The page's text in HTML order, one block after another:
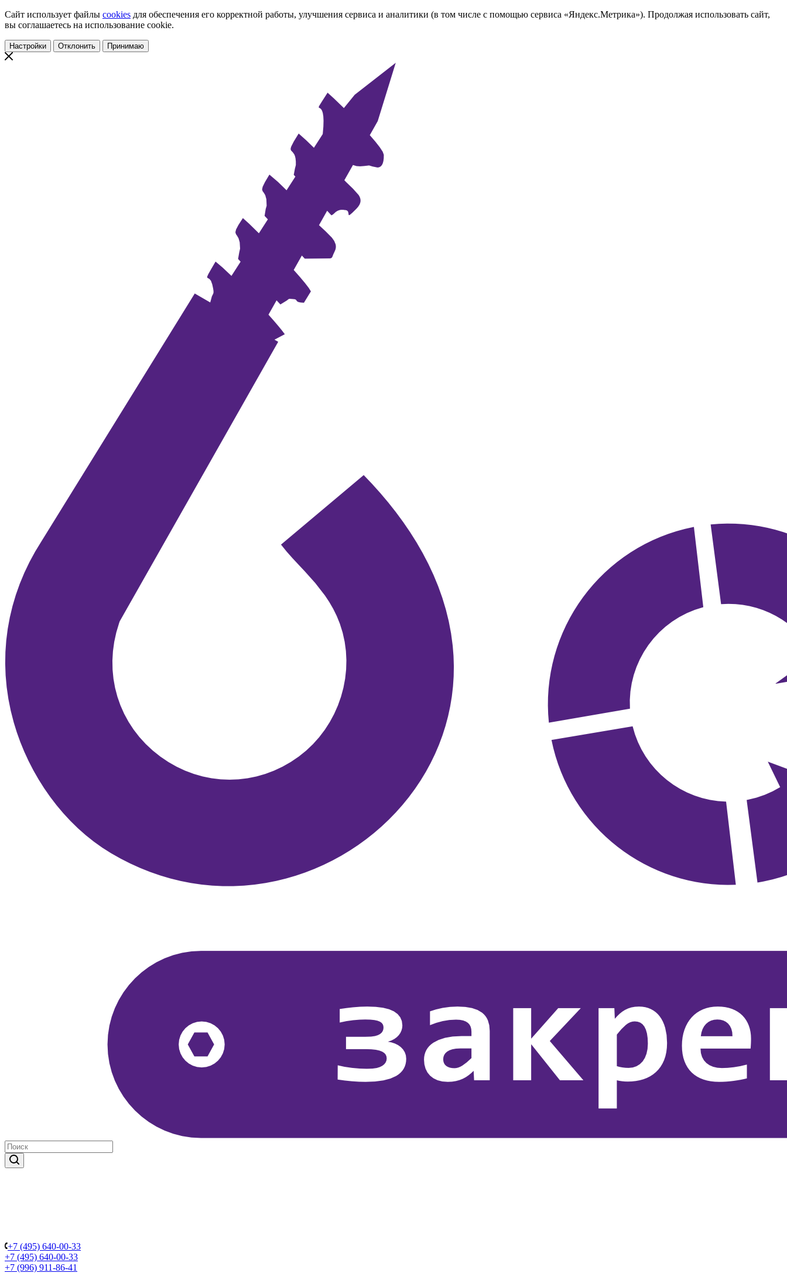
Сайт использует файлы cookies для обеспечения его корректной работы, улучшения сервиса и аналитики (в том числе с помощью сервиса «Яндекс.Метрика»). Продолжая использовать сайт,
вы соглашаетесь на использование cookie.
Настройки Отклонить Принимаю
+7 (495) 640-00-33
+7 (495) 640-00-33
+7 (996) 911-86-41